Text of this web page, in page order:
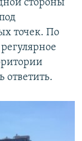
стороны
точек. По
ответить.